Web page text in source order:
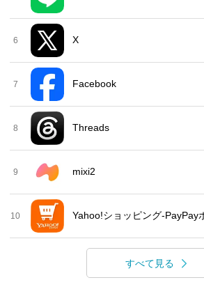
6 X
7 Facebook
8 Threads
9 mixi2
10 Yahoo!ショッピング-PayPay
すべて見る